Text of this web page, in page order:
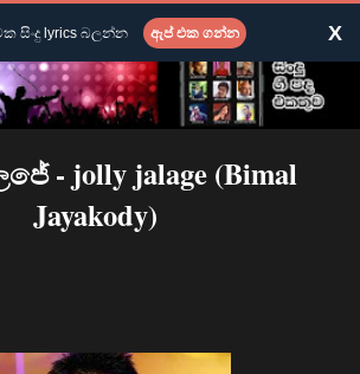
- jolly jalage (Bimal
Jayakody)
සිංදු lyrics බලන්න ඇප් එක ගන්න X